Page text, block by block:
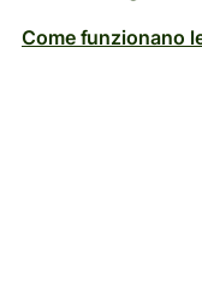
Come funzionano